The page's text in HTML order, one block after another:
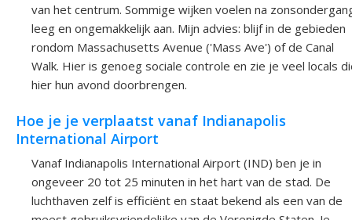
van het centrum. Sommige wijken voelen na
leeg en ongemakkelijk aan. Mijn advies: blijf in de gebieden
rondom Massachusetts Avenue ('Mass Ave') of de Canal
Walk. Hier is genoeg sociale controle en zie je veel locals
hier hun avond doorbrengen.
Hoe je je verplaatst vanaf Indianapolis
International Airport
Vanaf Indianapolis International Airport (IND) ben je in
ongeveer 20 tot 25 minuten in het hart van de stad. De
luchthaven zelf is efficiënt en staat bekend als een van de